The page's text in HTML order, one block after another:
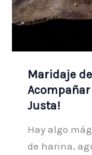
Maridaje
Justa!
Hay algo
de harina,